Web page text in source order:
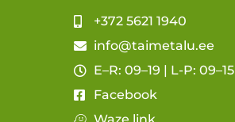
+372 5621 1940
info@taimetalu.ee
E–R: 09–19 | L-P: 09–15
Facebook